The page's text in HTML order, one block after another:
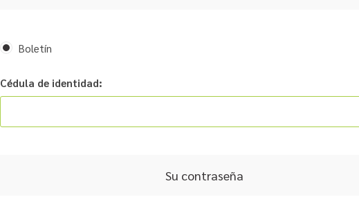
Boletín
Cédula de identidad:
Su contraseña